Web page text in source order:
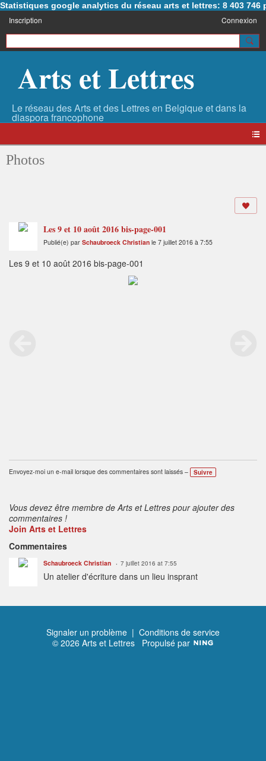
Statistiques google analytics du réseau arts et lettres: 8 403 746
Inscription Connexion
Arts et Lettres
Photos
Les 9 et 10 août 2016 bis-page-001
Publié(e) par Schaubroeck Christian le 7 juillet 2016 à 7:55
Les 9 et 10 août 2016 bis-page-001
Envoyez-moi un e-mail lorsque des commentaires sont laissés – Suivre
Vous devez être membre de Arts et Lettres pour ajouter des
commentaires !
Join Arts et Lettres
Commentaires
Schaubroeck Christian 7 juillet 2016 at 7:55
Un atelier d'écriture dans un lieu insprant
Signaler un problème | Conditions de service
© 2026 Arts et Lettres Propulsé par